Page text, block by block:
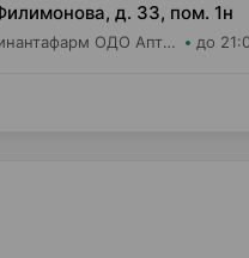
д. 33, пом. 1н
Доминантафарм ОДО Аптека №11 до